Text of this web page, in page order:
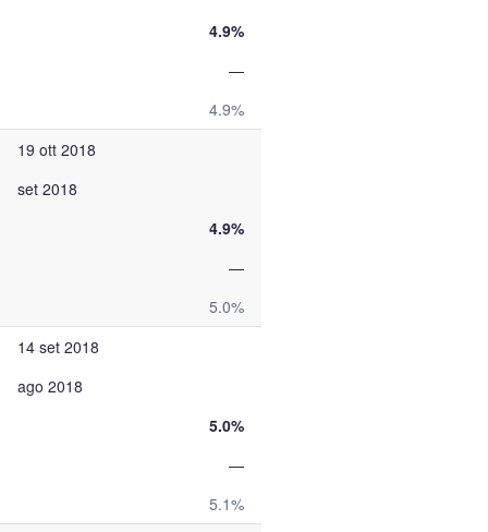
4.9%
—
4.9%
19 ott 2018
set 2018
4.9%
—
5.0%
14 set 2018
ago 2018
5.0%
—
5.1%